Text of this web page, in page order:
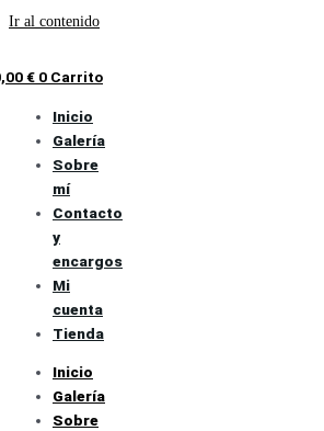
Ir al contenido
€ 0 Carrito
Inicio
Galería
Sobre
mí
Contacto
y
encargos
Mi
cuenta
Tienda
Inicio
Galería
Sobre